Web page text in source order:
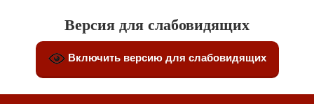
Версия для слабовидящих
Включить версию для слабовидящих